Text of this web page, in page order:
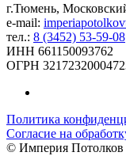
г.Тюмень,
e-mail:
тел.: 8 (3452) 53-59-08
ИНН 661150093762
ОГРН
Политика
Согласие на
© Империя Потолков